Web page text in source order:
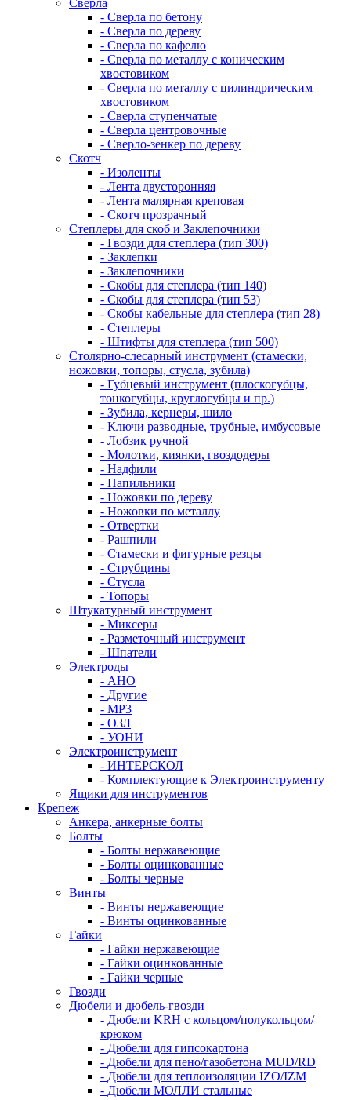
Сверла
- Сверла по бетону
- Сверла по дереву
- Сверла по кафелю
- Сверла по металлу с коническим
хвостовиком
- Сверла по металлу с цилиндрическим
хвостовиком
- Сверла ступенчатые
- Сверла центровочные
- Сверло-зенкер по дереву
Скотч
- Изоленты
- Лента двусторонняя
- Лента малярная креповая
- Скотч прозрачный
Степлеры для скоб и Заклепочники
- Гвозди для степлера (тип 300)
- Заклепки
- Заклепочники
- Скобы для степлера (тип 140)
- Скобы для степлера (тип 53)
- Скобы кабельные для степлера (тип 28)
- Степлеры
- Штифты для степлера (тип 500)
Столярно-слесарный инструмент (стамески,
ножовки, топоры, стусла, зубила)
- Губцевый инструмент (плоскогубцы,
тонкогубцы, круглогубцы и пр.)
- Зубила, кернеры, шило
- Ключи разводные, трубные, имбусовые
- Лобзик ручной
- Молотки, киянки, гвоздодеры
- Надфили
- Напильники
- Ножовки по дереву
- Ножовки по металлу
- Отвертки
- Рашпили
- Стамески и фигурные резцы
- Струбцины
- Стусла
- Топоры
Штукатурный инструмент
- Миксеры
- Разметочный инструмент
- Шпатели
Электроды
- АНО
- Другие
- МР3
- ОЗЛ
- УОНИ
Электроинструмент
- ИНТЕРСКОЛ
- Комплектующие к Электроинструменту
Ящики для инструментов
Крепеж
Анкера, анкерные болты
Болты
- Болты нержавеющие
- Болты оцинкованные
- Болты черные
Винты
- Винты нержавеющие
- Винты оцинкованные
Гайки
- Гайки нержавеющие
- Гайки оцинкованные
- Гайки черные
Гвозди
Дюбели и дюбель-гвозди
- Дюбели KRH с кольцом/полукольцом/
крюком
- Дюбели для гипсокартона
- Дюбели для пено/газобетона MUD/RD
- Дюбели для теплоизоляции IZO/IZM
- Дюбели МОЛЛИ стальные